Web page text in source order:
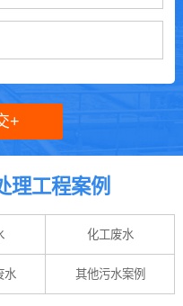
理工程案例
化工废水
水 其他污水案例